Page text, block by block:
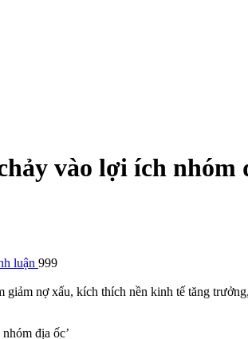
vào lợi ích nhóm
luận 999
giảm nợ xấu, kíc‌h thí‌ch nền kinh tế tăng